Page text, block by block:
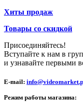
Хиты продаж
Товары со скидкой
Присоединяйтесь!
Вступайте к нам в
и узнавайте первыми
E-mail:
Режим работы магазина: